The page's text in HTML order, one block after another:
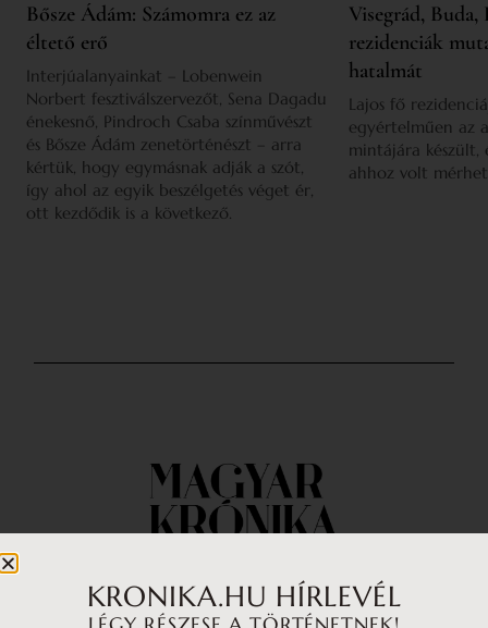
Bősze Ádám: Számomra ez az
éltető erő
Interjúalanyainkat – Lobenwein
Norbert fesztiválszervezőt, Sena Dagadu
énekesnő, Pindroch Csaba színművészt
és Bősze Ádám zenetörténészt – arra
kértük, hogy egymásnak adják a szót,
így ahol az egyik beszélgetés véget ér,
ott kezdődik is a következő.
Visegrád,
rezidenciák
hatalmát
Lajos fő
egyértelműen az
mintájára készült,
ahhoz volt
KRONIKA.HU HÍRLEVÉL